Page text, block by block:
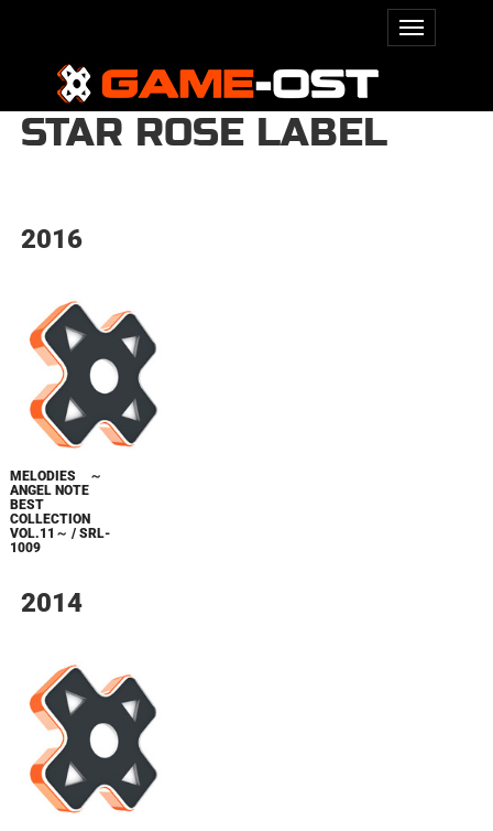
STAR ROSE LABEL
2016
MELODIES ～
ANGEL NOTE
BEST
COLLECTION
VOL.11～ / SRL-
1009
2014